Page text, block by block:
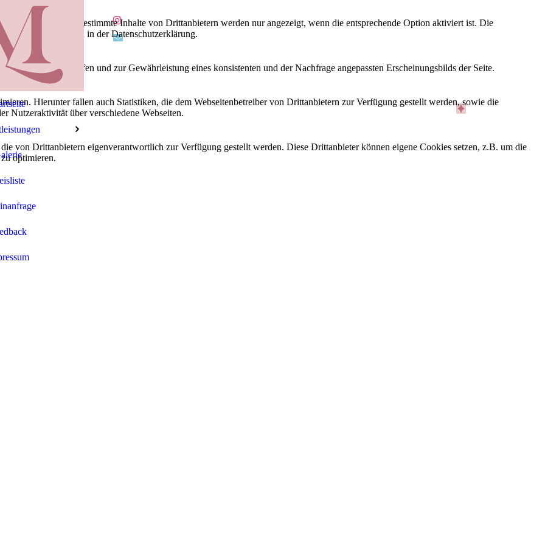
zu bieten. Bestimmte Inhalte von Drittanbietern werden nur angezeigt, wenn die entsprechende Option aktiviert ist. Die
hierzu in der Datenschutzerklärung.
vor Hackerangriffen und zur Gewährleistung eines konsistenten und der Nachfrage angepassten Erscheinungsbilds der Seite.
Hierunter fallen auch Statistiken, die dem Webseitenbetreiber von Drittanbietern zur Verfügung gestellt werden, sowie die
Nutzeraktivität über verschiedene Webseiten.
von Drittanbietern eigenverantwortlich zur Verfügung gestellt werden. Diese Drittanbieter können eigene Cookies setzen, z.B. um die
optimieren.